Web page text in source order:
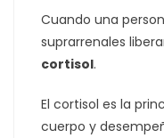
Cuando una
suprarrenales
cortisol.
El cortisol es la
cuerpo y